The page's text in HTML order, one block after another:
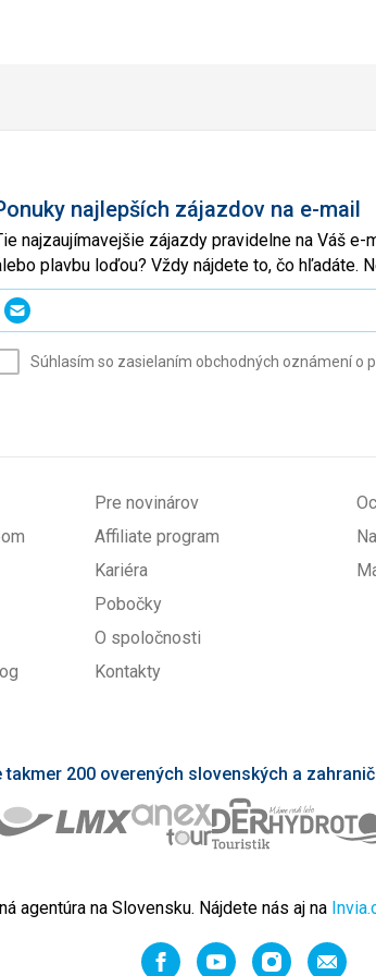
najlepších zájazdov na e-mail
najzaujímavejšie zájazdy pravidelne na Váš
plavbu loďou? Vždy nájdete to, čo hľadáte.
Súhlasím so zasielaním obchodných oznámení o
Pre novinárov
Affiliate program
Kariéra
Pobočky
O spoločnosti
Kontakty
200 overených slovenských a
agentúra na Slovensku. Nájdete nás aj na